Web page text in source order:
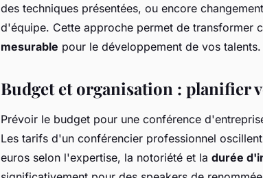
des techniques présentées, ou encore
d'équipe. Cette approche permet de transformer
mesurable pour le développement de vos talents.
Budget et organisation : planifier
Prévoir le budget pour une conférence
Les tarifs d'un conférencier professionnel
euros selon l'expertise, la notoriété et la durée